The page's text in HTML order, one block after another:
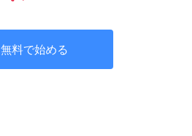
無料で始める